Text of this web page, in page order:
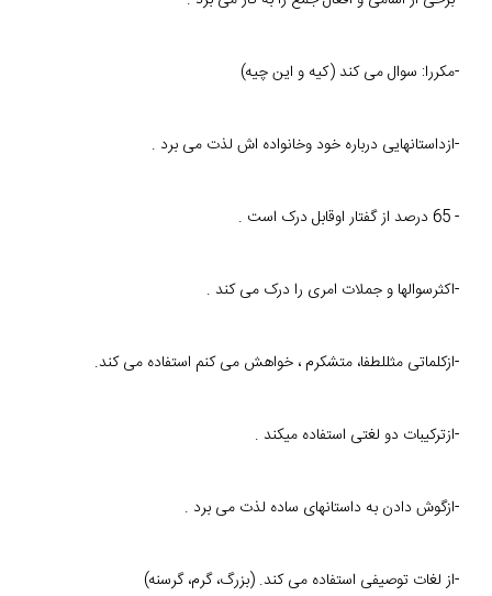
-مکررا: سوال می کند (کیه و این چیه)
-ازداستانهایی درباره خود وخانواده اش لذت می برد .
- 65 درصد از گفتار اوقابل درک است .
-اکثرسوالها و جملات امری را درک می کند .
-ازکلماتی مثللطفا، متشکرم ، خواهش می کنم استفاده می کند.
-ازترکیبات دو لغتی استفاده می­کند .
-ازگوش دادن به داستانهای ساده لذت می برد .
-از لغات توصیفی استفاده می کند. (بزرگ، گرم، گرسنه)